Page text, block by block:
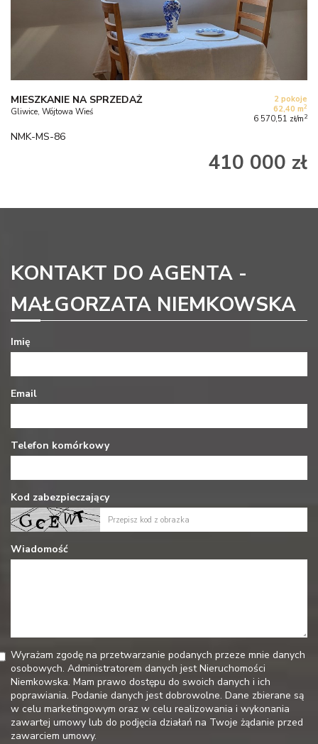
MIESZKANIE NA SPRZEDAŻ
Gliwice, Wójtowa Wieś
2 pokoje
62,40 m2
6 570,51 zł/m2
NMK-MS-86
410 000 zł
KONTAKT DO AGENTA -
MAŁGORZATA NIEMKOWSKA
Imię
Email
Telefon komórkowy
Kod zabezpieczający
Wiadomość
Wyrażam zgodę na przetwarzanie podanych przeze mnie danych
osobowych. Administratorem danych jest Nieruchomości
Niemkowska. Mam prawo dostępu do swoich danych i ich
poprawiania. Podanie danych jest dobrowolne. Dane zbierane są
w celu marketingowym oraz w celu realizowania i wykonania
zawartej umowy lub do podjęcia działań na Twoje żądanie przed
zawarciem umowy.